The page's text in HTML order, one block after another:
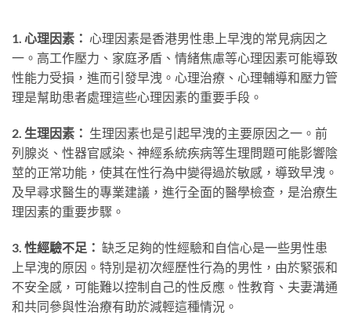
1. 心理因素： 心理因素是香港男性患上早洩的常見病因之
一。高工作壓力、家庭矛盾、情緒焦慮等心理因素可能導致
性能力受損，進而引發早洩。心理治療、心理輔導和壓力管
理是幫助患者處理這些心理因素的重要手段。
2. 生理因素： 生理因素也是引起早洩的主要原因之一。前
列腺炎、性器官感染、神經系統疾病等生理問題可能影響陰
莖的正常功能，使其在性行為中變得過於敏感，導致早洩。
及早尋求醫生的專業建議，進行全面的醫學檢查，是治療生
理因素的重要步驟。
3. 性經驗不足： 缺乏足夠的性經驗和自信心是一些男性患
上早洩的原因。特別是初次經歷性行為的男性，由於緊張和
不安全感，可能難以控制自己的性反應。性教育、夫妻溝通
和共同參與性治療有助於減輕這種情況。